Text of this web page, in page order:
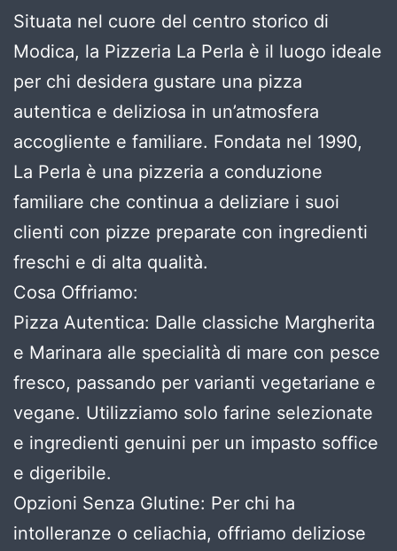
Situata nel cuore del centro storico di
Modica, la Pizzeria La Perla è il luogo ideale
per chi desidera gustare una pizza
autentica e deliziosa in un’atmosfera
accogliente e familiare. Fondata nel 1990,
La Perla è una pizzeria a conduzione
familiare che continua a deliziare i suoi
clienti con pizze preparate con ingredienti
freschi e di alta qualità.
Cosa Offriamo:
Pizza Autentica: Dalle classiche Margherita
e Marinara alle specialità di mare con pesce
fresco, passando per varianti vegetariane e
vegane. Utilizziamo solo farine selezionate
e ingredienti genuini per un impasto soffice
e digeribile.
Opzioni Senza Glutine: Per chi ha
intolleranze o celiachia, offriamo deliziose